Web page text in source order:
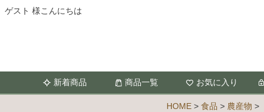
ゲスト 様こんにちは
新着商品 商品一覧 お気に入り
HOME 食品 農産物